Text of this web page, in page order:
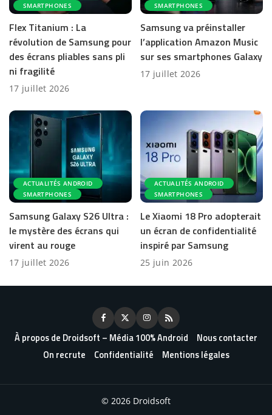
SMARTPHONES
Flex Titanium : La
révolution de Samsung pour
des écrans pliables sans pli
ni fragilité
17 juillet 2026
SMARTPHONES
Samsung va préinstaller
l’application Amazon Music
sur ses smartphones Galaxy
17 juillet 2026
ACTUALITÉS ANDROID
SMARTPHONES
Samsung Galaxy S26 Ultra :
le mystère des écrans qui
virent au rouge
17 juillet 2026
ACTUALITÉS ANDROID
SMARTPHONES
Le Xiaomi 18 Pro adopterait
un écran de confidentialité
inspiré par Samsung
25 juin 2026
À propos de Droidsoft – Média 100% Android
Nous contacter
On recrute
Confidentialité Mentions légales
© 2026 Droidsoft